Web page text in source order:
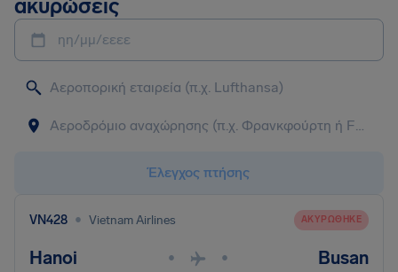
ακυρώσεις
ηη/μμ/εεεε
Έλεγχος πτήσης
VN428 • Vietnam Airlines ΑΚΥΡΏΘΗΚΕ
Hanoi • • Busan